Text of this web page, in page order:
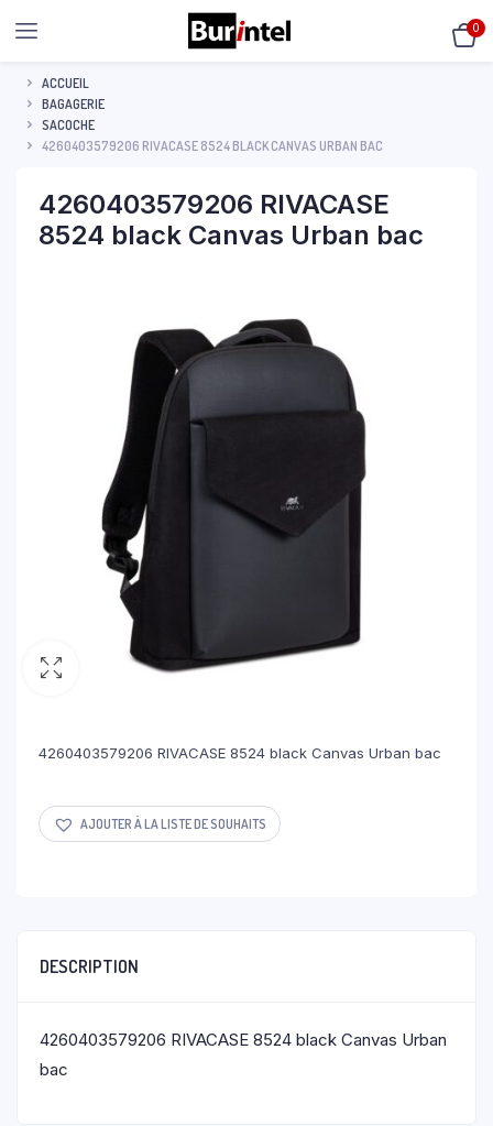
0
ACCUEIL
BAGAGERIE
SACOCHE
4260403579206 RIVACASE 8524 BLACK CANVAS URBAN BAC
4260403579206 RIVACASE
8524 black Canvas Urban bac
4260403579206 RIVACASE 8524 black Canvas Urban bac
AJOUTER À LA LISTE DE SOUHAITS
DESCRIPTION
4260403579206 RIVACASE 8524 black Canvas Urban
bac